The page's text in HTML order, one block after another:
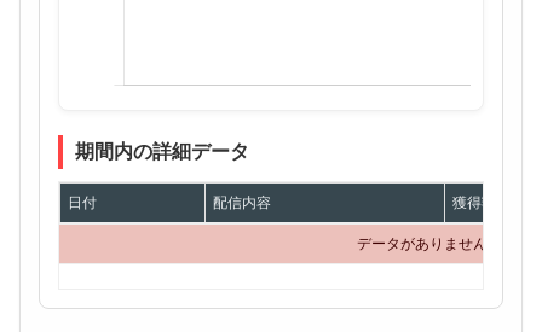
期間内の詳細データ
日付 配信内容 獲得額
データがありません